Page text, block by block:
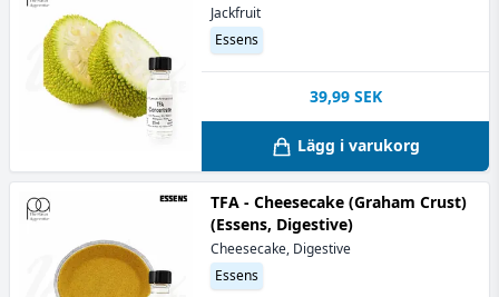
Jackfruit
Essens
39,99 SEK
Lägg i varukorg
TFA - Cheesecake (Graham Crust)
(Essens, Digestive)
Cheesecake, Digestive
Essens